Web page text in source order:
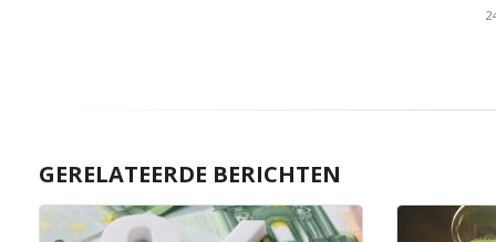
GERELATEERDE BERICHTEN